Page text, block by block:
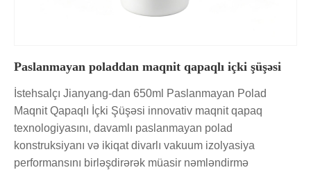
Paslanmayan poladdan maqnit qapaqlı içki şüşəsi
İstehsalçı Jianyang-dan 650ml Paslanmayan Polad
Maqnit Qapaqlı İçki Şüşəsi innovativ maqnit qapaq
texnologiyasını, davamlı paslanmayan polad
konstruksiyanı və ikiqat divarlı vakuum izolyasiya
performansını birləşdirərək müasir nəmləndirmə